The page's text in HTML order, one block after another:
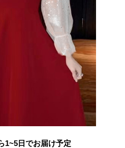
1~5日でお届け予定